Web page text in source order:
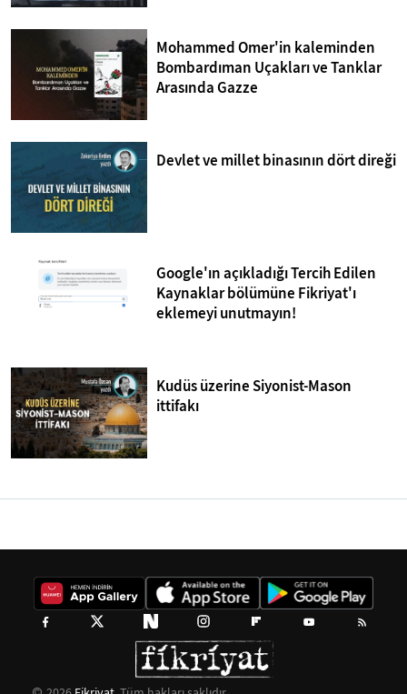
Mohammed Omer'in kaleminden
Bombardıman Uçakları ve Tanklar
Arasında Gazze
Devlet ve millet binasının dört direği
Google'ın açıkladığı Tercih Edilen
Kaynaklar bölümüne Fikriyat'ı
eklemeyi unutmayın!
Kudüs üzerine Siyonist-Mason
ittifakı